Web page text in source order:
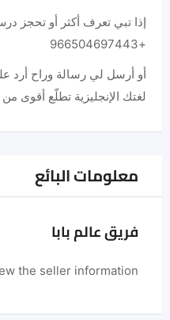
إذا تبي تعرف أكثر أو تحجز
+966504697443
أو أرسل لي رسالة وراح أرد
لغتك الإنجليزية تطلّع أقوى
معلومات البائع
فريق عالم بابا
the seller information.